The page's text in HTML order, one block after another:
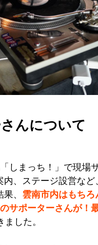
んについて
しまっち！」で現場
、ステージ設営など
、 雲南市内はもちろ
サポーターさんが！
ました。